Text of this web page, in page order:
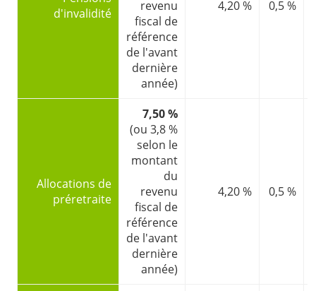
d'invalidité
revenu
fiscal de
référence
de l'avant
dernière
année)
4,20 % 0,5 %
Allocations de
préretraite
7,50 %
(ou 3,8 %
selon le
montant
du
revenu
fiscal de
référence
de l'avant
dernière
année)
4,20 % 0,5 %